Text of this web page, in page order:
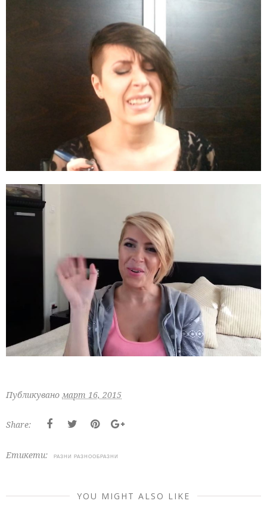
Публикувано март 16, 2015
Share:
Етикети: РАЗНИ РАЗНООБРАЗНИ
YOU MIGHT ALSO LIKE